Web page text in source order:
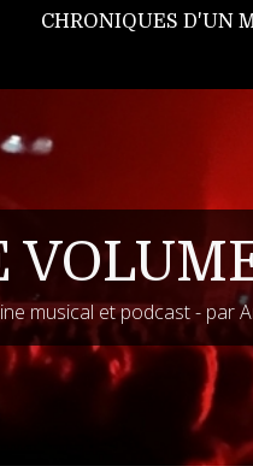
CHRONIQUES D'UN
musical et podcast - par